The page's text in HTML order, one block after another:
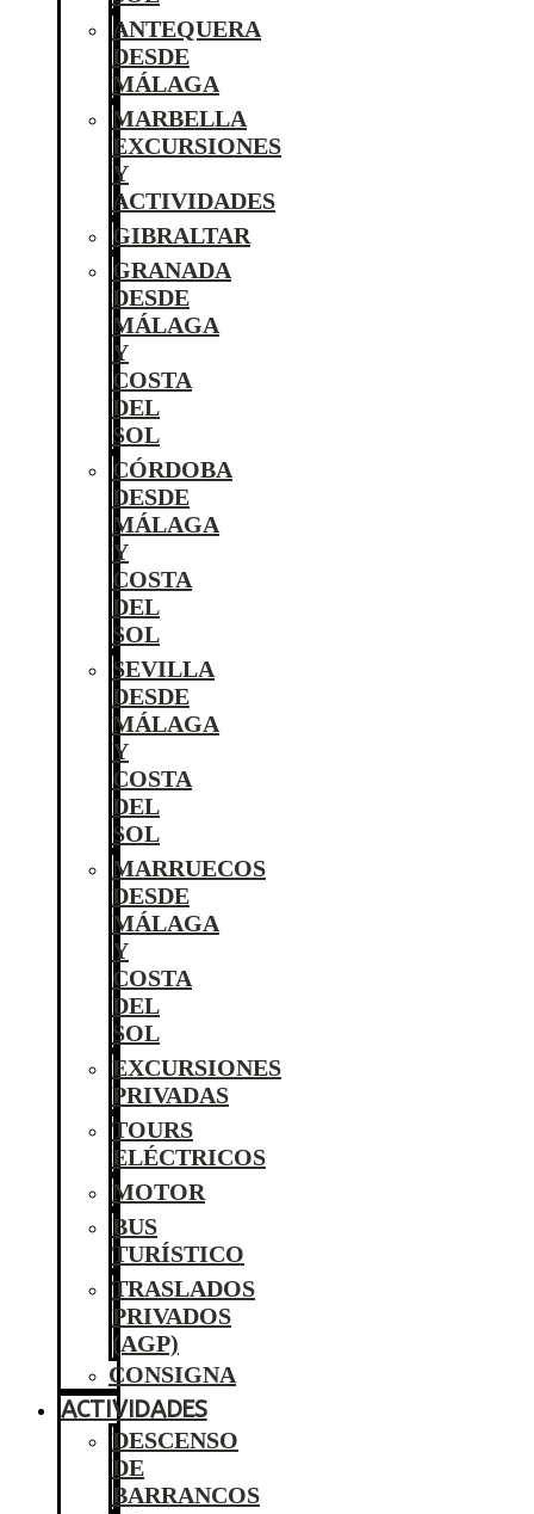
ANTEQUERA
DESDE
MÁLAGA
MARBELLA
EXCURSIONES
Y
ACTIVIDADES
GIBRALTAR
GRANADA
DESDE
MÁLAGA
Y
COSTA
DEL
SOL
CÓRDOBA
DESDE
MÁLAGA
Y
COSTA
DEL
SOL
SEVILLA
DESDE
MÁLAGA
Y
COSTA
DEL
SOL
MARRUECOS
DESDE
MÁLAGA
Y
COSTA
DEL
SOL
EXCURSIONES
PRIVADAS
TOURS
ELÉCTRICOS
MOTOR
BUS
TURÍSTICO
TRASLADOS
PRIVADOS
(AGP)
CONSIGNA
ACTIVIDADES
DESCENSO
DE
BARRANCOS